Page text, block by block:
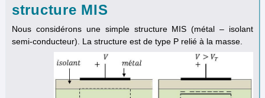
structure MIS
Nous considérons une simple structure MIS (métal – isolant
semi-conducteur). La structure est de type P relié à la masse.